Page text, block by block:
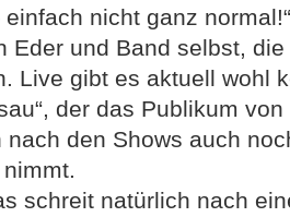
nicht ganz
Eder und Band selbst,
Live gibt es aktuell wohl
der das Publikum
den Shows auch
schreit natürlich nach